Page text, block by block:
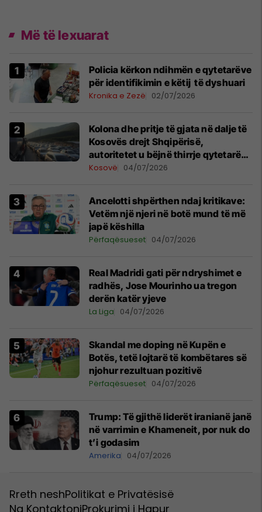
Më të lexuarat
Policia kërkon ndihmën e qytetarëve
për identifikimin e këtij të dyshuari
Kronika e Zezë 02/07/2026
Kolona dhe pritje të gjata në dalje të
Kosovës drejt Shqipërisë,
autoritetet u bëjnë thirrje qytetarëve
të shfrytëzojnë pika të tjera kufitare
Kosovë 04/07/2026
Ancelotti shpërthen ndaj kritikave:
Vetëm një njeri në botë mund të më
japë këshilla
Përfaqësueset 04/07/2026
Real Madridi gati për ndryshimet e
radhës, Jose Mourinho ua tregon
derën katër yjeve
La Liga 04/07/2026
Skandal me doping në Kupën e
Botës, tetë lojtarë të kombëtares së
njohur rezultuan pozitivë
Përfaqësueset 04/07/2026
Trump: Të gjithë liderët iranianë janë
në varrimin e Khameneit, por nuk do
t’i godasim
Amerika 04/07/2026
Rreth neshPolitikat e Privatësisë
Na KontaktoniProkurimi i Hapur